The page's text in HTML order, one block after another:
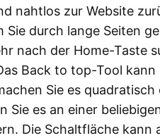
nahtlos zur Website
Sie durch lange Seiten
nach der Home-Taste
Back to top-Tool
Sie es
Sie es an einer
Die Schaltfläche